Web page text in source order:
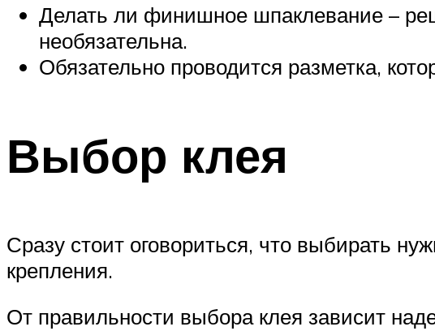
Делать ли финишное шпаклевание –
необязательна.
Обязательно проводится разметка,
Выбор клея
Сразу стоит оговориться, что выбирать
крепления.
От правильности выбора клея зависит